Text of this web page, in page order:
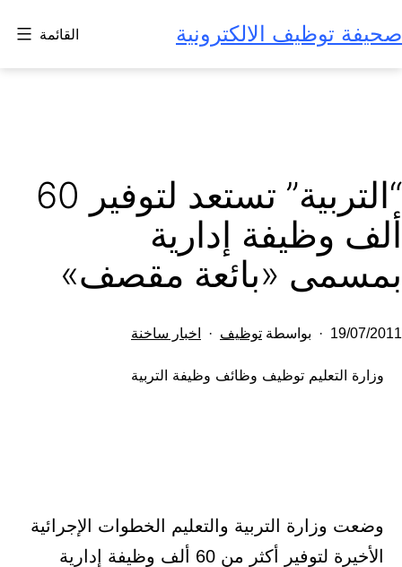
إلى
المحتوى
صحيفة توظيف الالكترونية القائمة
“التربية” تستعد لتوفير 60
ألف وظيفة إدارية
بمسمى «بائعة مقصف»
تم
في
19/07/2011 بواسطة توظيف
مصنف
اخبار ساخنة
وزارة التعليم توظيف وظائف وظيفة التربية
وضعت وزارة التربية والتعليم الخطوات الإجرائية
الأخيرة لتوفير أكثر من 60 ألف وظيفة إدارية